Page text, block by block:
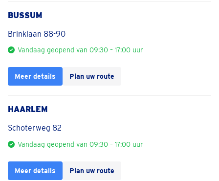
BUSSUM
Brinklaan 88-90
Vandaag geopend van 09:30 – 17:00 uur
Meer details Plan uw route
HAARLEM
Schoterweg 82
Vandaag geopend van 09:30 – 17:00 uur
Meer details Plan uw route